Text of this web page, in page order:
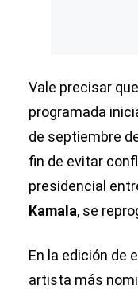
Vale precisar
programada
de septiembre
fin de evitar
presidencial
Kamala, se
En la edición de
artista más